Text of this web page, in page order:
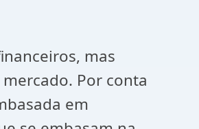
mas
Por conta
em